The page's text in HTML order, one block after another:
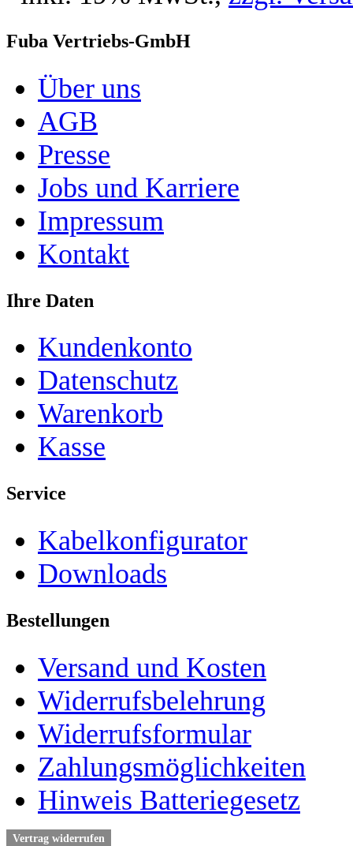
Fuba Vertriebs-GmbH
Über uns
AGB
Presse
Jobs und Karriere
Impressum
Kontakt
Ihre Daten
Kundenkonto
Datenschutz
Warenkorb
Kasse
Service
Kabelkonfigurator
Downloads
Bestellungen
Versand und Kosten
Widerrufsbelehrung
Widerrufsformular
Zahlungsmöglichkeiten
Hinweis Batteriegesetz
Vertrag widerrufen